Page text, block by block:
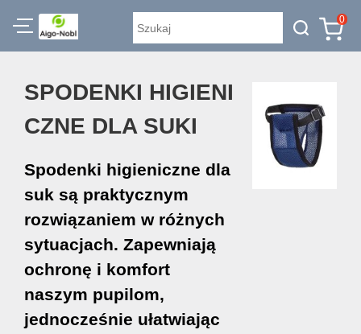
0
SPODENKI HIGIENI
CZNE DLA SUKI
Spodenki higieniczne dla
suk są praktycznym
rozwiązaniem w różnych
sytuacjach. Zapewniają
ochronę i komfort
naszym pupilom,
jednocześnie ułatwiając